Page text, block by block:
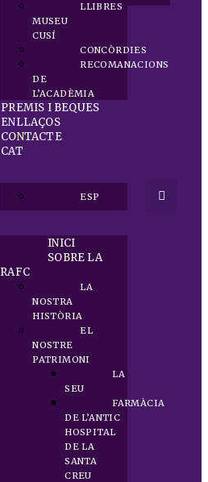
LLIBRES
MUSEU
CUSÍ
CONCÒRDIES
RECOMANACIONS
DE
L’ACADÈMIA
PREMIS I BEQUES
ENLLAÇOS
CONTACTE
CAT
ESP
INICI
SOBRE LA
RAFC
LA
NOSTRA
HISTÒRIA
EL
NOSTRE
PATRIMONI
LA
SEU
FARMÀCIA
DE L’ANTIC
HOSPITAL
DE LA
SANTA
CREU